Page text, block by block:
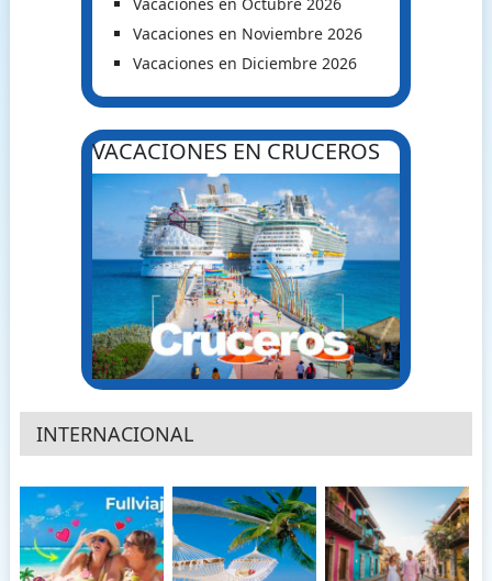
Vacaciones en Octubre 2026
Vacaciones en Noviembre 2026
Vacaciones en Diciembre 2026
VACACIONES EN CRUCEROS
INTERNACIONAL